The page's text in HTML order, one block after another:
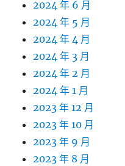
2024 年 6 月
2024 年 5 月
2024 年 4 月
2024 年 3 月
2024 年 2 月
2024 年 1 月
2023 年 12 月
2023 年 10 月
2023 年 9 月
2023 年 8 月